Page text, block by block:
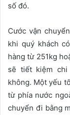
số đó.
Cước vận
khi quý khách
hàng từ 251kg
sẽ tiết kiệm
không. Một yếu
từ phía nước
chuyển đi bằng